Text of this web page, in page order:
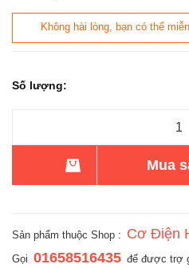
Không hài lòng, bạn có thể
Số lượng:
Mua
Sản phẩm thuộc Shop : Cơ Điện
Gọi 01658516435 để được trợ